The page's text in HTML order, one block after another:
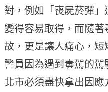
對，例如「喪屍菸彈
變得容易取得，而隨
故，更是讓人痛心，
警員因為遇到毒駕的
北市必須盡快拿出因